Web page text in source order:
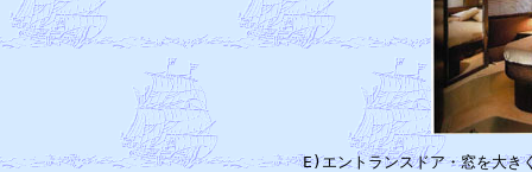
E)エントランス